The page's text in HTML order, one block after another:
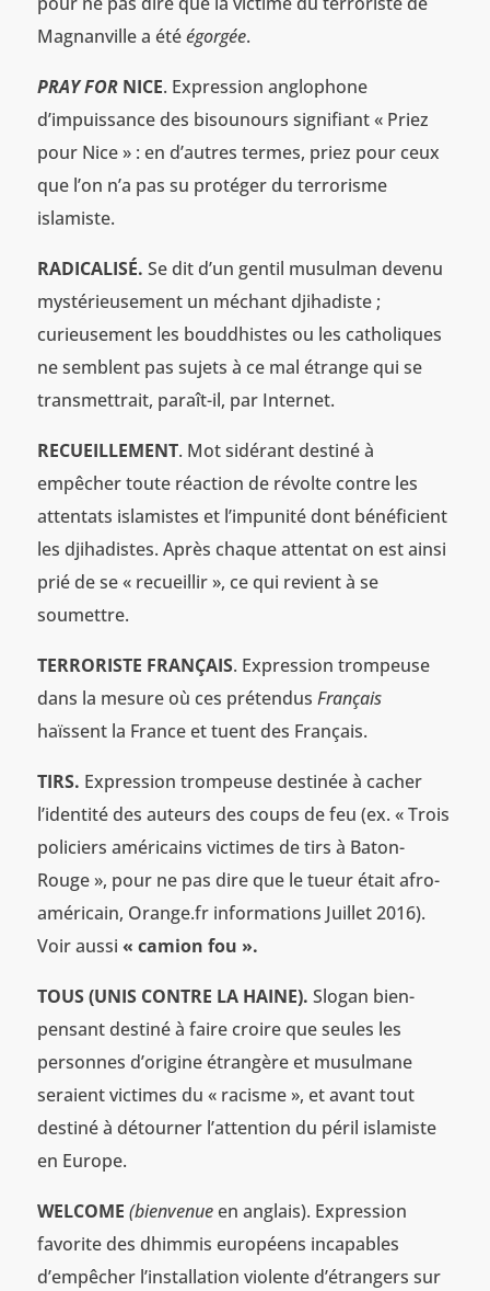
Magnanville a étéégorgée.
PRAY FORNICE. Expression anglophone
d’impuissance des bisounours signifiant « Priez
pour Nice » : en d’autres termes, priez pour ceux
que l’on n’a pas su protéger du terrorisme
islamiste.
RADICALISÉ. Se dit d’un gentil musulman devenu
mystérieusement un méchant djihadiste ;
curieusement les bouddhistes ou les catholiques
ne semblent pas sujets à ce mal étrange qui se
transmettrait, paraît-il, par Internet.
RECUEILLEMENT. Mot sidérant destiné à
empêcher toute réaction de révolte contre les
attentats islamistes et l’impunité dont bénéficient
les djihadistes. Après chaque attentat on est ainsi
prié de se « recueillir », ce qui revient à se
soumettre.
TERRORISTE FRANÇAIS. Expression trompeuse
dans la mesure où ces prétendus Français
haïssent la France et tuent des Français.
TIRS. Expression trompeuse destinée à cacher
l’identité des auteurs des coups de feu (ex. « Trois
policiers américains victimes de tirs à Baton-
Rouge », pour ne pas dire que le tueur était afro-
américain, Orange.fr informations Juillet 2016).
Voir aussi « camion fou ».
TOUS (UNIS CONTRE LA HAINE). Slogan bien-
pensant destiné à faire croire que seules les
personnes d’origine étrangère et musulmane
seraient victimes du « racisme », et avant tout
destiné à détourner l’attention du péril islamiste
en Europe.
WELCOME (bienvenue en anglais). Expression
favorite des dhimmis européens incapables
d’empêcher l’installation violente d’étrangers sur